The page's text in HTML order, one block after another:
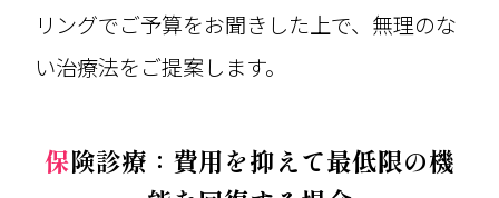
リングでご予算をお聞きした上で、無理のな
い治療法をご提案します。
保険診療：費用を抑えて最低限の機